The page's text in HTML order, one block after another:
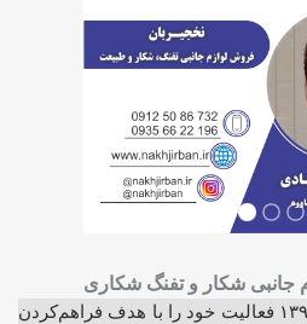
جانبی شکار و تفنگ شکاری
از سال ۱۳۹۴ فعالیت خود را با هدف فراهم‌کردن